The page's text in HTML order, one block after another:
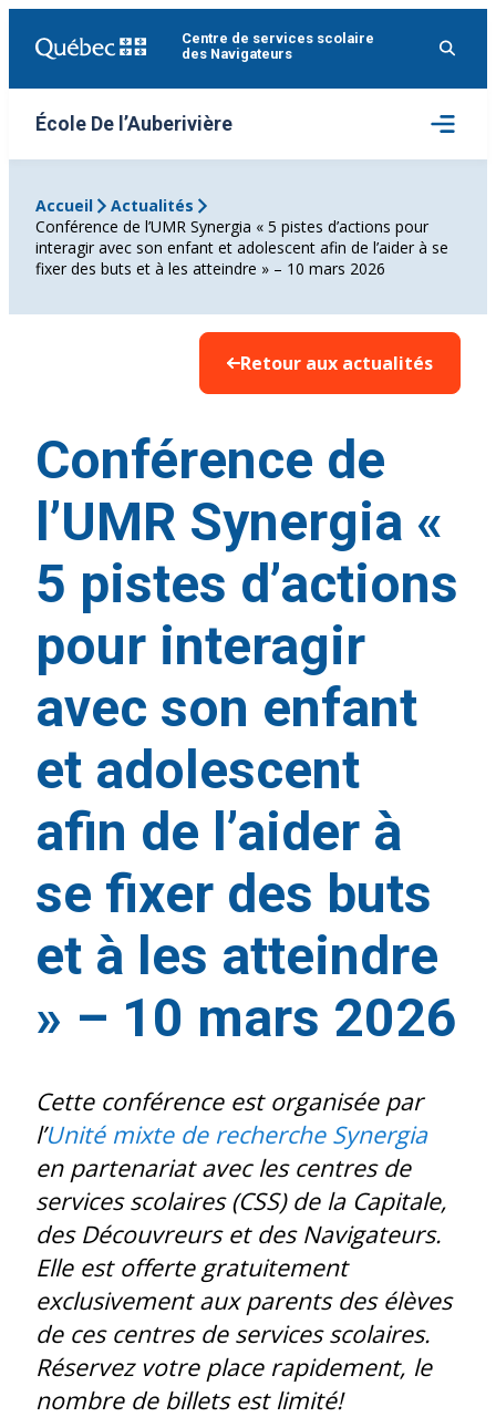
Centre de services scolaire
des Navigateurs
École De l’Auberivière
Ouvrir
le
menu
Accueil
Actualités
Conférence de l’UMR Synergia « 5 pistes d’actions pour
interagir avec son enfant et adolescent afin de l’aider à se
fixer des buts et à les atteindre » – 10 mars 2026
Retour aux actualités
Conférence de
l’UMR Synergia «
5 pistes d’actions
pour interagir
avec son enfant
et adolescent
afin de l’aider à
se fixer des buts
et à les atteindre
» – 10 mars 2026
Cette conférence est organisée par
l’Unité mixte de recherche Synergia
en partenariat avec les centres de
services scolaires (CSS) de la Capitale,
des Découvreurs et des Navigateurs.
Elle est offerte gratuitement
exclusivement aux parents des élèves
de ces centres de services scolaires.
Réservez votre place rapidement, le
nombre de billets est limité!